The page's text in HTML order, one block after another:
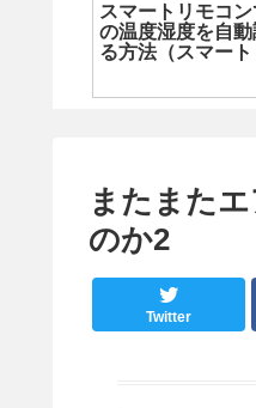
スマートリモコ
の温度湿度を自
る方法（スマート
またまた
のか2
Twitter